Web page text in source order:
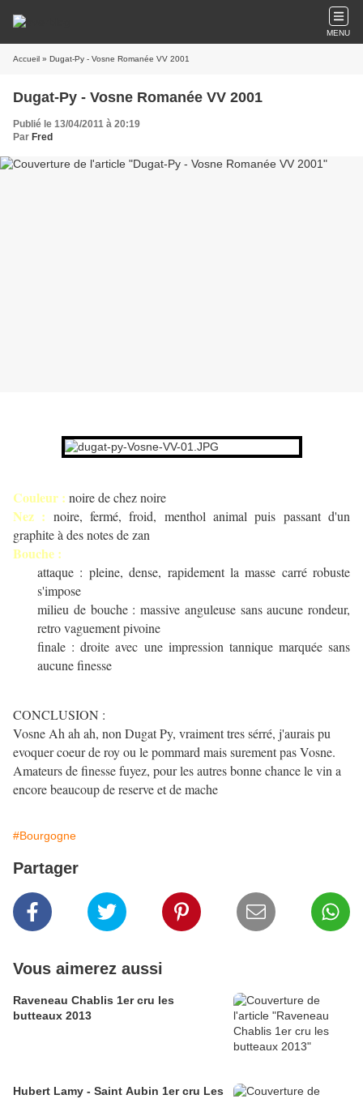
MENU
Accueil » Dugat-Py - Vosne Romanée VV 2001
Dugat-Py - Vosne Romanée VV 2001
Publié le 13/04/2011 à 20:19
Par Fred
Couleur : noire de chez noire
Nez : noire, fermé, froid, menthol animal puis passant d'un
graphite à des notes de zan
Bouche :
attaque : pleine, dense, rapidement la masse carré robuste
s'impose
milieu de bouche : massive anguleuse sans aucune rondeur,
retro vaguement pivoine
finale : droite avec une impression tannique marquée sans
aucune finesse
CONCLUSION :
Vosne Ah ah ah, non Dugat Py, vraiment tres sérré, j'aurais pu
evoquer coeur de roy ou le pommard mais surement pas Vosne.
Amateurs de finesse fuyez, pour les autres bonne chance le vin a
encore beaucoup de reserve et de mache
#Bourgogne
Partager
Vous aimerez aussi
Raveneau Chablis 1er cru les
butteaux 2013
Hubert Lamy - Saint Aubin 1er cru Les